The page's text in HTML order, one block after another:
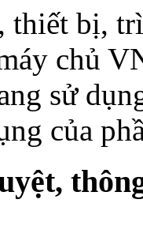
thiết bị,
chủ
sử
của